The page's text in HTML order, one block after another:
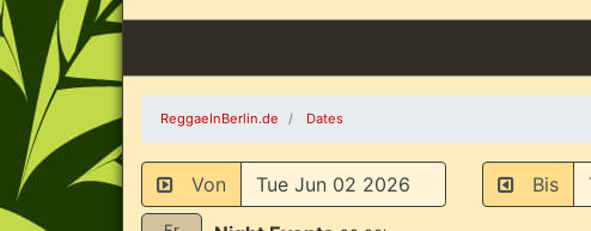
ReggaeInBerlin.de Dates
Von Bis